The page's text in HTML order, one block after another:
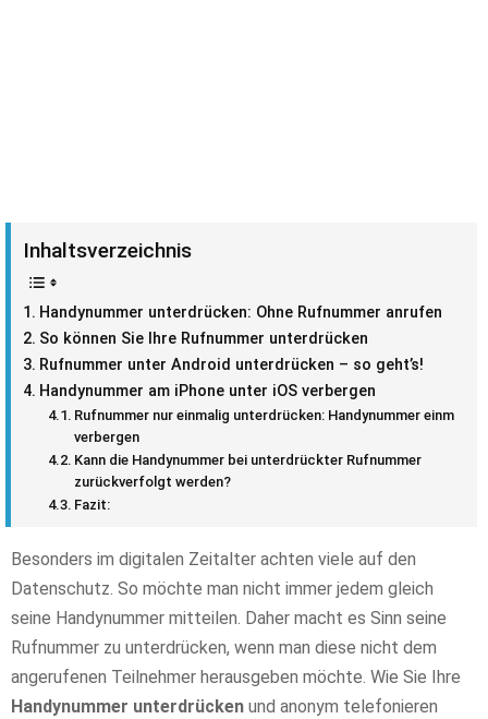
Inhaltsverzeichnis
Handynummer unterdrücken: Ohne Rufnummer anrufen
So können Sie Ihre Rufnummer unterdrücken
Rufnummer unter Android unterdrücken – so geht’s!
Handynummer am iPhone unter iOS verbergen
Rufnummer nur einmalig unterdrücken: Handynummer einmalig
verbergen
Kann die Handynummer bei unterdrückter Rufnummer
zurückverfolgt werden?
Fazit:
Besonders im digitalen Zeitalter achten viele auf den
Datenschutz. So möchte man nicht immer jedem gleich
seine Handynummer mitteilen. Daher macht es Sinn seine
Rufnummer zu unterdrücken, wenn man diese nicht dem
angerufenen Teilnehmer herausgeben möchte. Wie Sie Ihre
Handynummer unterdrücken und anonym telefonieren